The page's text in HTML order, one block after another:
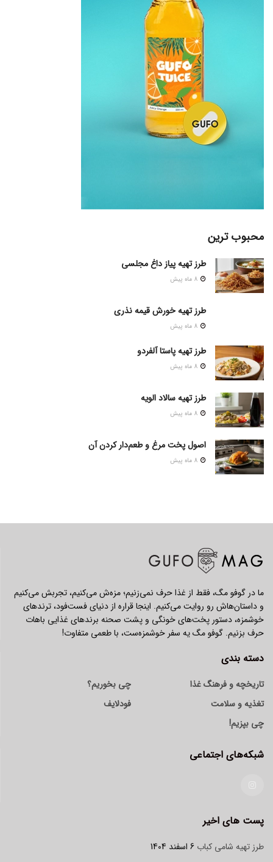
محبوب ترین
طرز تهیه پیاز داغ مجلسی
طرز تهیه خورش قیمه نذری
طرز تهیه پاستا آلفردو
طرز تهیه سالاد الویه
اصول پخت مرغ و طعم‌دار کردن آن
ما در گوفو مگ، فقط از غذا حرف نمی‌زنیم؛ مزه‌ش می‌کنیم، تجربش می‌کنیم
و داستان‌هاش رو روایت می‌کنیم. اینجا قراره از دنیای فست‌فود، ترندهای
خوشمزه، دستور پخت‌های خونگی و پشت صحنه برندهای غذایی باهات
حرف بزنیم. گوفو مگ یه سفر خوشمزه‌ست، با طعمی متفاوت!
دسته بندی
تاریخچه و فرهنگ غذا
تغذیه و سلامت
چی بپزیم!
چی بخوریم؟
فودلایف
شبکه‌های اجتماعی
پست های اخیر
طرز تهیه شامی کباب 6 اسفند 1404